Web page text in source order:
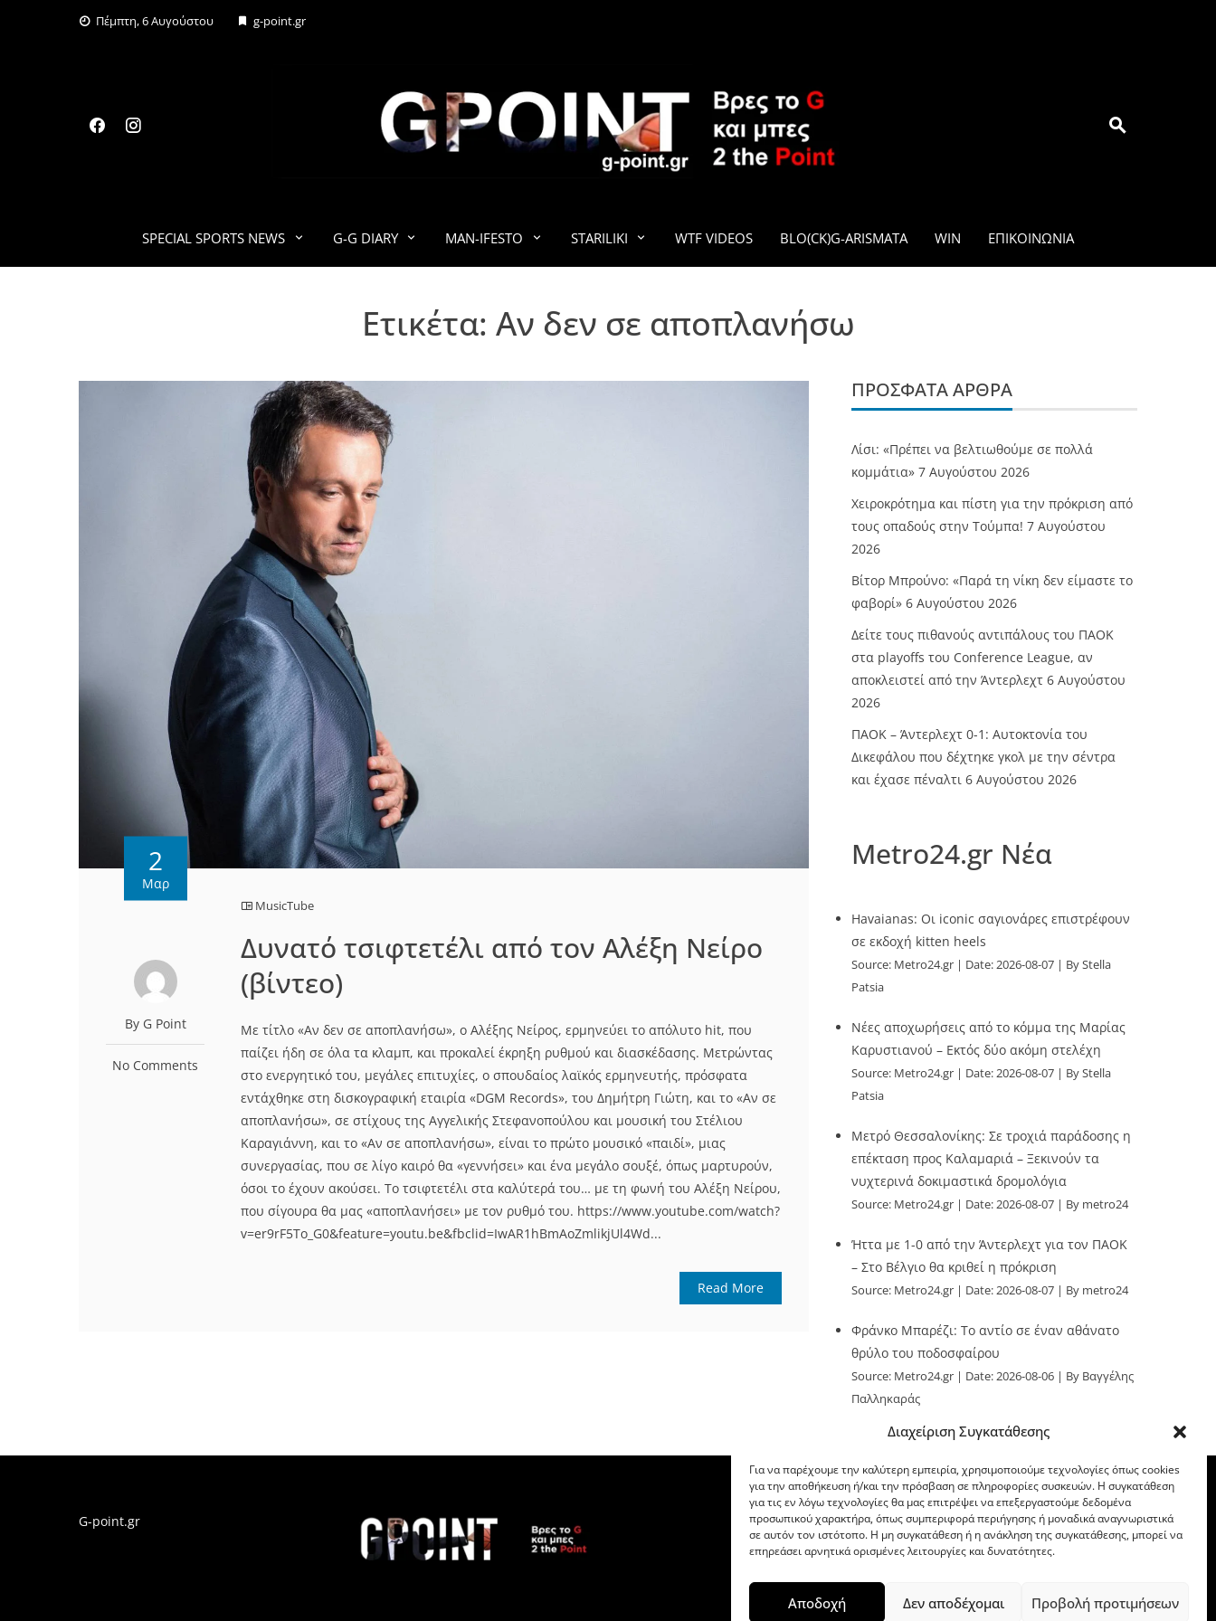
Διαχείριση Συγκατάθεσης
Για να παρέχουμε την καλύτερη εμπειρία, χρησιμοποιούμε τεχνολογίες όπως cookies
για την αποθήκευση ή/και την πρόσβαση σε πληροφορίες συσκευών. Η συγκατάθεση
για τις εν λόγω τεχνολογίες θα μας επιτρέψει να επεξεργαστούμε δεδομένα
προσωπικού χαρακτήρα, όπως συμπεριφορά περιήγησης ή μοναδικά αναγνωριστικά
σε αυτόν τον ιστότοπο. Η μη συγκατάθεση ή η ανάκληση της συγκατάθεσης, μπορεί να
επηρεάσει αρνητικά ορισμένες λειτουργίες και δυνατότητες.
Αποδοχή Δεν αποδέχομαι Προβολή προτιμήσεων
Πέμπτη, 6 Αυγούστου g-point.gr
G-POINT.GR
SPECIAL SPORTS NEWS G-G DIARY MAN-IFESTO STARILIKI WTF VIDEOS BLO(CK)G-ARISMATA WIN ΕΠΙΚΟΙΝΩΝΊΑ
Ετικέτα: Αν δεν σε αποπλανήσω
2
Μαρ
By G Point
No Comments
MusicTube
Δυνατό τσιφτετέλι από τον Αλέξη Νείρο
(βίντεο)
Με τίτλο «Αν δεν σε αποπλανήσω», ο Αλέξης Νείρος, ερμηνεύει το απόλυτο hit, που
παίζει ήδη σε όλα τα κλαμπ, και προκαλεί έκρηξη ρυθμού και διασκέδασης. Μετρώντας
στο ενεργητικό του, μεγάλες επιτυχίες, ο σπουδαίος λαϊκός ερμηνευτής, πρόσφατα
εντάχθηκε στη δισκογραφική εταιρία «DGM Records», του Δημήτρη Γιώτη, και το «Αν σε
αποπλανήσω», σε στίχους της Αγγελικής Στεφανοπούλου και μουσική του Στέλιου
Καραγιάννη, και το «Αν σε αποπλανήσω», είναι το πρώτο μουσικό «παιδί», μιας
συνεργασίας, που σε λίγο καιρό θα «γεννήσει» και ένα μεγάλο σουξέ, όπως μαρτυρούν,
όσοι το έχουν ακούσει. Το τσιφτετέλι στα καλύτερά του… με τη φωνή του Αλέξη Νείρου,
που σίγουρα θα μας «αποπλανήσει» με τον ρυθμό του. https://www.youtube.com/watch?
v=er9rF5To_G0&feature=youtu.be&fbclid=IwAR1hBmAoZmlikjUl4Wd...
Read More
ΠΡΌΣΦΑΤΑ ΆΡΘΡΑ
Λίσι: «Πρέπει να βελτιωθούμε σε πολλά
κομμάτια» 7 Αυγούστου 2026
Χειροκρότημα και πίστη για την πρόκριση από
τους οπαδούς στην Τούμπα! 7 Αυγούστου
2026
Βίτορ Μπρούνο: «Παρά τη νίκη δεν είμαστε το
φαβορί» 6 Αυγούστου 2026
Δείτε τους πιθανούς αντιπάλους του ΠΑΟΚ
στα playoffs του Conference League, αν
αποκλειστεί από την Άντερλεχτ 6 Αυγούστου
2026
ΠΑΟΚ – Άντερλεχτ 0-1: Αυτοκτονία του
Δικεφάλου που δέχτηκε γκολ με την σέντρα
και έχασε πέναλτι 6 Αυγούστου 2026
Metro24.gr Νέα
Havaianas: Οι iconic σαγιονάρες επιστρέφουν
σε εκδοχή kitten heels
Source: Metro24.gr Date: 2026-08-07
By Stella
Patsia
Νέες αποχωρήσεις από το κόμμα της Μαρίας
Καρυστιανού – Εκτός δύο ακόμη στελέχη
Source: Metro24.gr Date: 2026-08-07
By Stella
Patsia
Μετρό Θεσσαλονίκης: Σε τροχιά παράδοσης η
επέκταση προς Καλαμαριά – Ξεκινούν τα
νυχτερινά δοκιμαστικά δρομολόγια
Source: Metro24.gr Date: 2026-08-07 By metro24
Ήττα με 1-0 από την Άντερλεχτ για τον ΠΑΟΚ
– Στο Βέλγιο θα κριθεί η πρόκριση
Source: Metro24.gr Date: 2026-08-07 By metro24
Φράνκο Μπαρέζι: Το αντίο σε έναν αθάνατο
θρύλο του ποδοσφαίρου
Source: Metro24.gr Date: 2026-08-06
By Βαγγέλης
Παλληκαράς
G-point.gr